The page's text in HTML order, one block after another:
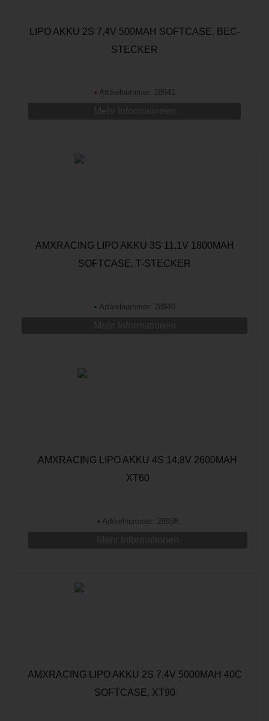
LIPO AKKU 2S 7,4V 500MAH SOFTCASE, BEC-
STECKER
• Artikelnummer: 28941
AMXRACING LIPO AKKU 3S 11,1V 1800MAH
SOFTCASE, T-STECKER
• Artikelnummer: 28940
AMXRACING LIPO AKKU 4S 14,8V 2600MAH
XT60
• Artikelnummer: 28938
AMXRACING LIPO AKKU 2S 7,4V 5000MAH 40C
SOFTCASE, XT90